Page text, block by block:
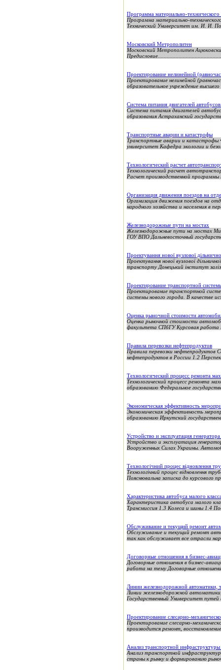
Программа материально-
Программа материально-
Технический Университет им. И. И.
Московский Метрополитен
Московский Метрополитен
Проектирование нелинейной
Проектирование нелинейной
образовательное учреждение
Система питания двигателей
Система питания двигателей
образования Астраханский
Транспортные аварии и катастрофы
Транспортные аварии и катастрофы
университет Кафедра экологии и
Технологический расчет
Технологический расчет
Расчет производственной
Организация движения поездов на
Организация движения поездов на
народного хозяйства и населения в
Железнодорожные пути на мостах
Железнодорожные пути на мостах
ГОУ ВПО Дальневосточный
Проектування нової вузлової
Проектування нової вузлової
транспорту Донецький інститут
Проектирование транспортной
Проектирование транспортной
системы нового города. В качестве
Оценка рыночной стоимости
Оценка рыночной стоимости
факультета СПбГУ Курсовая работа
Правила перевозки нефтепродуктов
Правила перевозки нефтепродуктов
нефтепродуктов в России 1.2
Технологический процесс ремонта
Технологический процесс ремонта
образованию Федеральное
Экономическая эффективность
Экономическая эффективность
образованию Иркутский
Устройство и эксплуатация
Устройство и эксплуатация
Вооруженных Силах Украины.
Технологічний процес відновлення
Технологічний процес відновлення
Пояснювальна записка до курсового
Характеристика автобуса малого
Характеристика автобуса малого
Трансмиссия 1.3 Колеса и шины 1.4
Обслуживание и текущий ремонт
Обслуживание и текущий ремонт
так как обслуживает все отрасли
Договорные отношения в бизнес-
Договорные отношения в бизнес-
работа на тему Договорные
Линии железнодорожной автоматики,
Линии железнодорожной
Государственный Университет
Проектирование слесарно-
Проектирование слесарно-
производится ремонт,
Анализ транспортной
Анализ транспортной
страны к рынку и формированию